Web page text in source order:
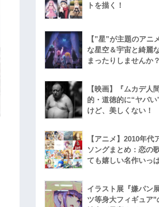
トを描く！
【”星”が主題のアニ
な星空＆宇宙と綺麗
まったりしませんか？
【映画】『ムカデ人
的・道徳的に“ヤバ
けど、美しくない！
【アニメ】2010年代
ソングまとめ：恋の
ても嬉しい名作いっ
イラスト展『嫌パン
ツ等身大フィギュア"